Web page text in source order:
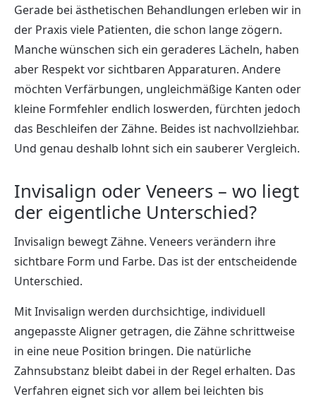
Gerade bei ästhetischen Behandlungen erleben wir in
der Praxis viele Patienten, die schon lange zögern.
Manche wünschen sich ein geraderes Lächeln, haben
aber Respekt vor sichtbaren Apparaturen. Andere
möchten Verfärbungen, ungleichmäßige Kanten oder
kleine Formfehler endlich loswerden, fürchten jedoch
das Beschleifen der Zähne. Beides ist nachvollziehbar.
Und genau deshalb lohnt sich ein sauberer Vergleich.
Invisalign oder Veneers – wo liegt
der eigentliche Unterschied?
Invisalign bewegt Zähne. Veneers verändern ihre
sichtbare Form und Farbe. Das ist der entscheidende
Unterschied.
Mit Invisalign werden durchsichtige, individuell
angepasste Aligner getragen, die Zähne schrittweise
in eine neue Position bringen. Die natürliche
Zahnsubstanz bleibt dabei in der Regel erhalten. Das
Verfahren eignet sich vor allem bei leichten bis